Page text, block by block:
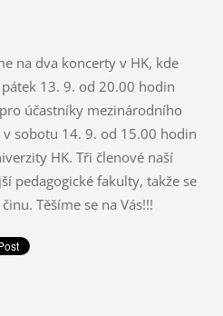
na dva koncerty v HK, kde
13. 9. od 20.00 hodin
účastníky mezinárodního
sobotu 14. 9. od 15.00 hodin
HK. Tři členové naší
pedagogické fakulty, takže se
Těšíme se na Vás!!!